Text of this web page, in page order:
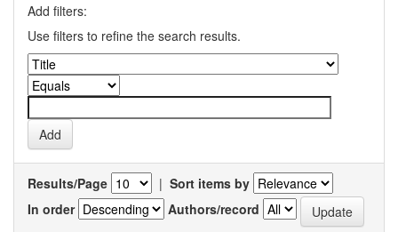
Add filters:
Use filters to refine the search results.
Results/Page | Sort items by
In order
Authors/record